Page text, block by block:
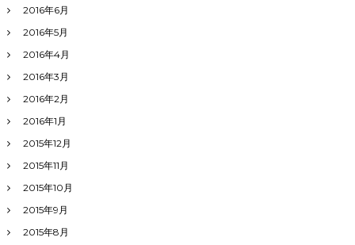
2016年6月
2016年5月
2016年4月
2016年3月
2016年2月
2016年1月
2015年12月
2015年11月
2015年10月
2015年9月
2015年8月